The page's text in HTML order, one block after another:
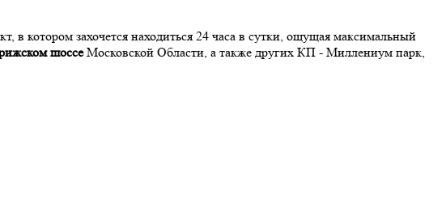
котором захочется находиться 24 часа в сутки, ощущая максимальный
шоссеМосковской Области, а также других КП - Миллениум парк,